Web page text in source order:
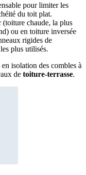
pour limiter les
du toit plat.
chaude, la plus
ou en toiture inversée
rigides de
plus utilisés.
isolation des combles à
de toiture-terrasse.